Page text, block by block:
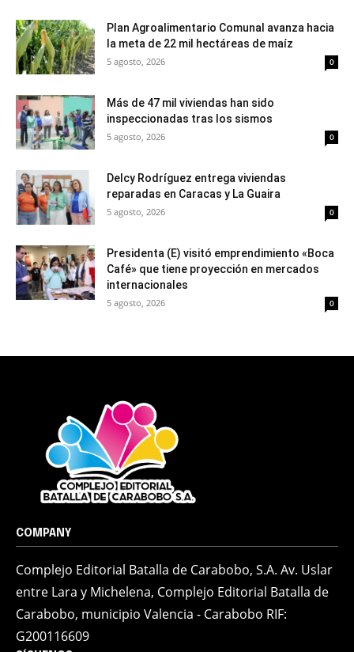
Plan Agroalimentario Comunal avanza hacia
la meta de 22 mil hectáreas de maíz
5 agosto, 2026 0
Más de 47 mil viviendas han sido
inspeccionadas tras los sismos
5 agosto, 2026 0
Delcy Rodríguez entrega viviendas
reparadas en Caracas y La Guaira
5 agosto, 2026 0
Presidenta (E) visitó emprendimiento «Boca
Café» que tiene proyección en mercados
internacionales
5 agosto, 2026 0
COMPANY
Complejo Editorial Batalla de Carabobo, S.A. Av. Uslar
entre Lara y Michelena, Complejo Editorial Batalla de
Carabobo, municipio Valencia - Carabobo RIF:
G200116609